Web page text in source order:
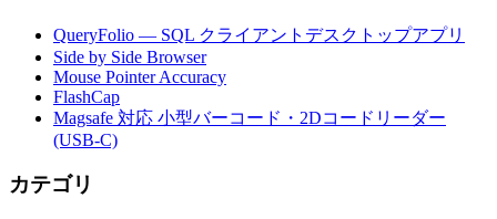
QueryFolio — SQL クライアントデスクトップアプリ
Side by Side Browser
Mouse Pointer Accuracy
FlashCap
Magsafe 対応 小型バーコード・2Dコードリーダー
(USB-C)
カテゴリ